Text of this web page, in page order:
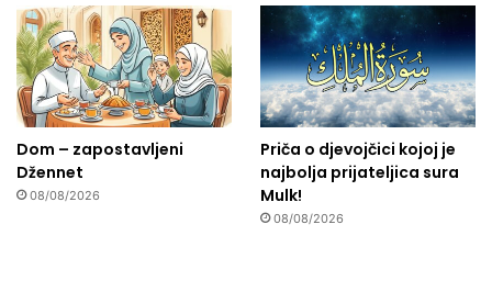
Dom – zapostavljeni
Džennet
08/08/2026
Priča o djevojčici kojoj je
najbolja prijateljica sura
Mulk!
08/08/2026